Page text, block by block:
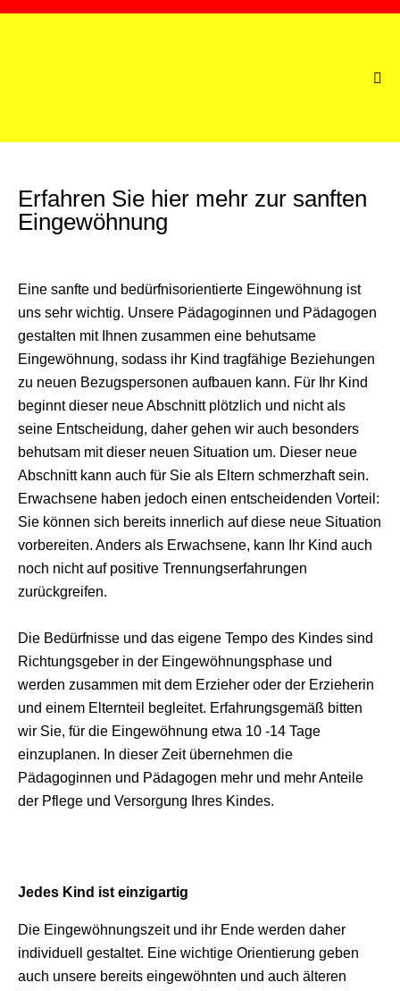
Erfahren Sie hier mehr zur sanften
Eingewöhnung
Eine sanfte und bedürfnisorientierte Eingewöhnung ist
uns sehr wichtig. Unsere Pädagoginnen und Pädagogen
gestalten mit Ihnen zusammen eine behutsame
Eingewöhnung, sodass ihr Kind tragfähige Beziehungen
zu neuen Bezugspersonen aufbauen kann. Für Ihr Kind
beginnt dieser neue Abschnitt plötzlich und nicht als
seine Entscheidung, daher gehen wir auch besonders
behutsam mit dieser neuen Situation um. Dieser neue
Abschnitt kann auch für Sie als Eltern schmerzhaft sein.
Erwachsene haben jedoch einen entscheidenden Vorteil:
Sie können sich bereits innerlich auf diese neue Situation
vorbereiten. Anders als Erwachsene, kann Ihr Kind auch
noch nicht auf positive Trennungserfahrungen
zurückgreifen.
Die Bedürfnisse und das eigene Tempo des Kindes sind
Richtungsgeber in der Eingewöhnungsphase und
werden zusammen mit dem Erzieher oder der Erzieherin
und einem Elternteil begleitet. Erfahrungsgemäß bitten
wir Sie, für die Eingewöhnung etwa 10 -14 Tage
einzuplanen. In dieser Zeit übernehmen die
Pädagoginnen und Pädagogen mehr und mehr Anteile
der Pflege und Versorgung Ihres Kindes.
Jedes Kind ist einzigartig
Die Eingewöhnungszeit und ihr Ende werden daher
individuell gestaltet. Eine wichtige Orientierung geben
auch unsere bereits eingewöhnten und auch älteren